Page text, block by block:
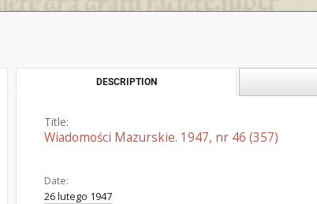
DESCRIPTION
Title:
Wiadomości Mazurskie. 1947, nr 46 (357)
Date:
26 lutego 1947